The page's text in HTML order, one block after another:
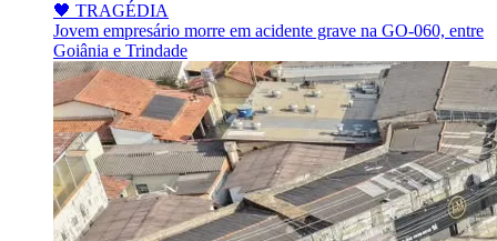
🖤 TRAGÉDIA
Jovem empresário morre em acidente grave na GO-060, entre
Goiânia e Trindade